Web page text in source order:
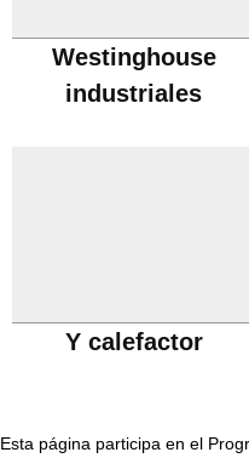
Westinghouse
industriales
Y calefactor
Esta página participa en el